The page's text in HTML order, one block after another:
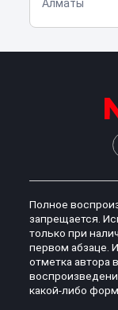
Алматы
Полное
запрещается.
только при
первом абзаце.
отметка автора
какой-либо